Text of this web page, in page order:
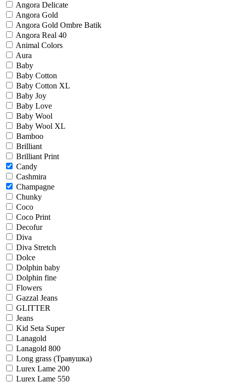
Angora Delicate
Angora Gold
Angora Gold Ombre Batik
Angora Real 40
Animal Colors
Aura
Baby
Baby Cotton
Baby Cotton XL
Baby Joy
Baby Love
Baby Wool
Baby Wool XL
Bamboo
Brilliant
Brilliant Print
Candy
Cashmira
Champagne
Chunky
Coco
Coco Print
Decofur
Diva
Diva Stretch
Dolce
Dolphin baby
Dolphin fine
Flowers
Gazzal Jeans
GLITTER
Jeans
Kid Seta Super
Lanagold
Lanagold 800
Long grass (Травушка)
Lurex Lame 200
Lurex Lame 550